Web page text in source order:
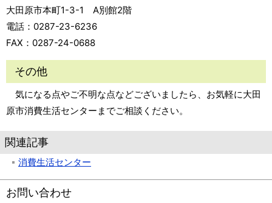
大田原市本町1-3-1 A別館2階
電話：0287-23-6236
FAX：0287-24-0688
その他
気になる点やご不明な点などございましたら、お気軽に大田
原市消費生活センターまでご相談ください。
関連記事
消費生活センター
お問い合わせ